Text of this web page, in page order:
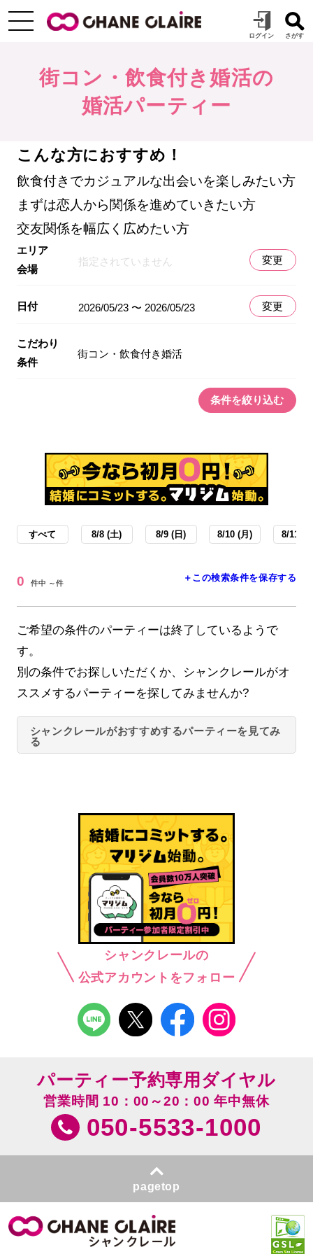
街コン・飲食付き婚活の
婚活パーティー
こんな方におすすめ！
飲食付きでカジュアルな出会いを楽しみたい方
まずは恋人から関係を進めていきたい方
交友関係を幅広く広めたい方
エリア
会場
指定されていません 変更
日付 2026/05/23 〜 2026/05/23 変更
こだわり
条件
街コン・飲食付き婚活
条件を絞り込む
すべて 8/8 (土) 8/9 (日) 8/10 (月) 8/11 (
0 件中 ～件 ＋この検索条件を保存する
ご希望の条件のパーティーは終了しているようで
す。
別の条件でお探しいただくか、シャンクレールがオ
ススメするパーティーを探してみませんか?
シャンクレールがおすすめするパーティーを見てみ
る
シャンクレールの
公式アカウントをフォロー
パーティー予約専用ダイヤル
営業時間 10：00～20：00 年中無休
050-5533-1000
pagetop